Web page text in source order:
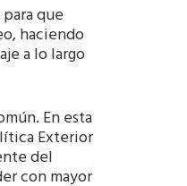
que
haciendo
a lo largo
En esta
Exterior
del
con mayor